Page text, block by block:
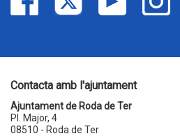
Contacta amb l'ajuntament
Ajuntament de Roda de Ter
Pl. Major, 4
08510 - Roda de Ter